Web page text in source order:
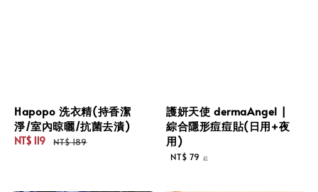
Hapopo 洗衣精(持香潔
淨/室內晾曬/抗菌去漬)
NT$ 119
NT$ 189
護妍天使 dermaAngel |
綜合隱形痘痘貼(日用+夜
用)
Regular
NT$ 79 起